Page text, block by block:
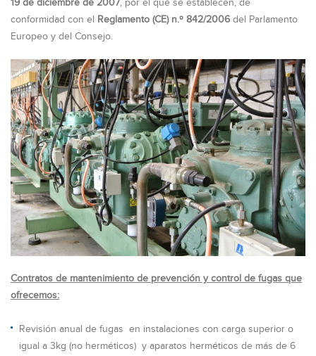
19 de diciembre de 2007, por el que se establecen, de
conformidad con el Reglamento (CE) n.º 842/2006 del Parlamento
Europeo y del Consejo.
Contratos de mantenimiento de prevención y control de fugas que
ofrecemos:
Revisión anual de fugas en instalaciones con carga superior o
igual a 3kg (no herméticos) y aparatos herméticos de más de 6